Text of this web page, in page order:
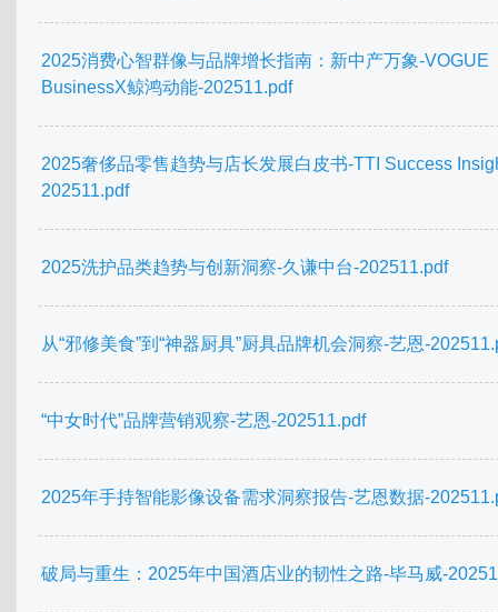
2025消费心智群像与品牌增长指南：新中产万象-VOGUE
BusinessX鲸鸿动能-202511.pdf
2025奢侈品零售趋势与店长发展白皮书-TTI Success
202511.pdf
2025洗护品类趋势与创新洞察-久谦中台-202511.pdf
从“邪修美食”到“神器厨具”厨具品牌机会洞察-艺恩-
“中女时代”品牌营销观察-艺恩-202511.pdf
2025年手持智能影像设备需求洞察报告-艺恩数据-
破局与重生：2025年中国酒店业的韧性之路-毕马威-